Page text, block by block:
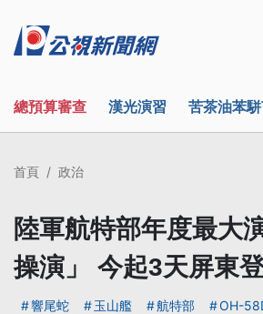
總預算審查 漢光演習 苦茶油苯
首頁 政治
陸軍航特部年度最大
操演」 今起3天屏東
響尾蛇 玉山艦 航特部 OH-